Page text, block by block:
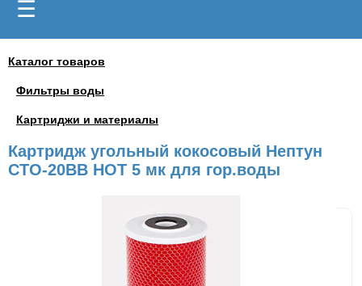
☰
Каталог товаров
Фильтры воды
Картриджи и материалы
Картридж угольный кокосовый Нептун
CTO-20BB HOT 5 мк для гор.воды